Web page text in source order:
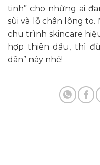
tinh” cho những ai
sùi và lỗ chân lông
chu trình skincare
hợp thiên dầu, thì
dân” này nhé!